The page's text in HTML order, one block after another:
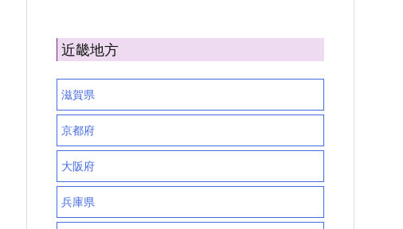
近畿地方
滋賀県
京都府
大阪府
兵庫県